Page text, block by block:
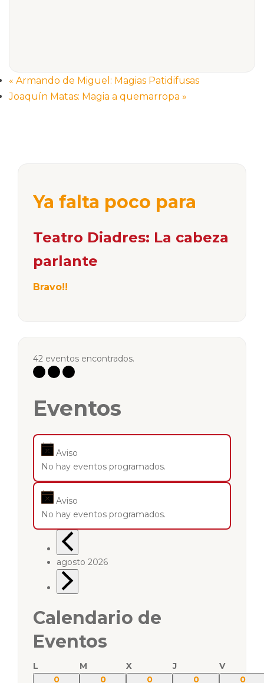
« Armando de Miguel: Magias Patidifusas
Joaquín Matas: Magia a quemarropa »
Ya falta poco para
Teatro Diadres: La cabeza
parlante
Bravo!!
42 eventos encontrados.
Eventos
Aviso
No hay eventos programados.
Aviso
No hay eventos programados.
agosto 2026
Calendario de
Eventos
L M X J
V
0
0
0
0
0